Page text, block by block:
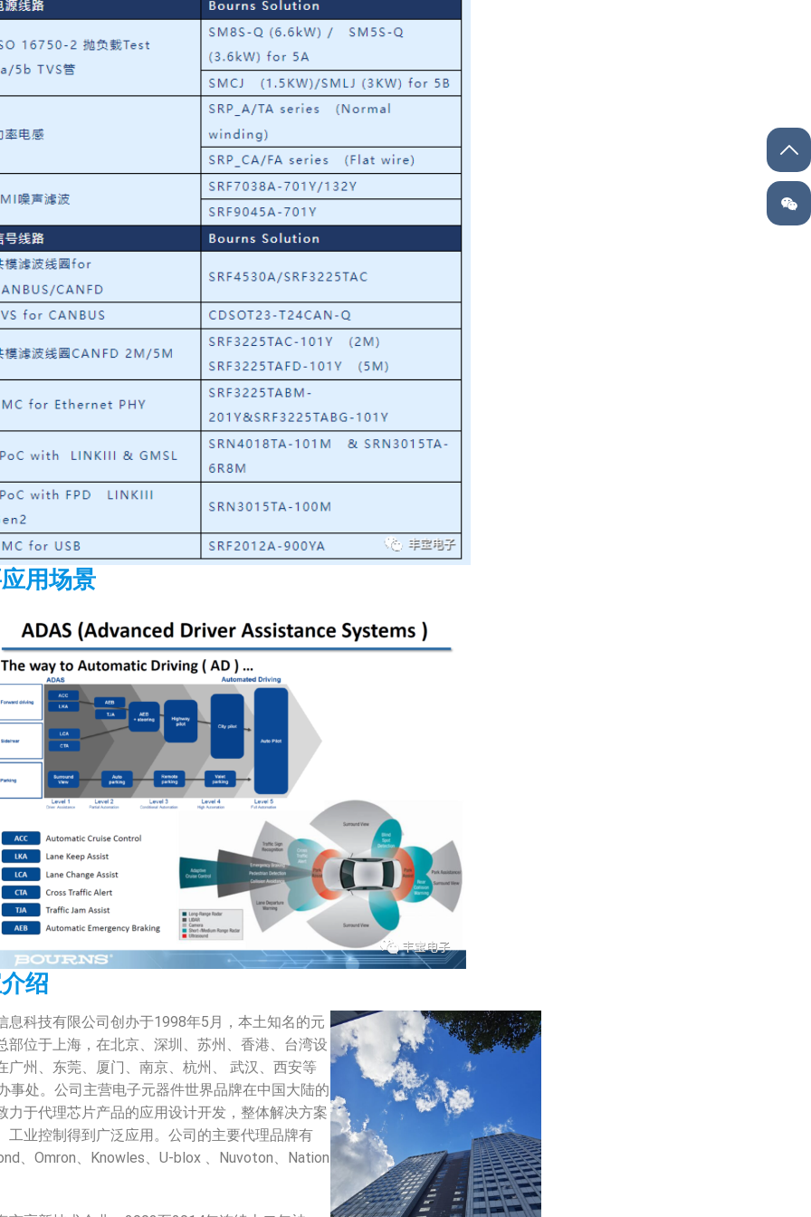
用场景
绍
息科技有限公司创办于1998年5月，本土知名的元
部位于上海，在北京、深圳、苏州、香港、台湾设
广州、东莞、厦门、南京、杭州、 武汉、西安等
事处。公司主营电子元器件世界品牌在中国大陆的
力于代理芯片产品的应用设计开发，整体解决方案
工业控制得到广泛应用。公司的主要代理品牌有
、Omron、Knowles、U-blox 、Nuvoton、Nation